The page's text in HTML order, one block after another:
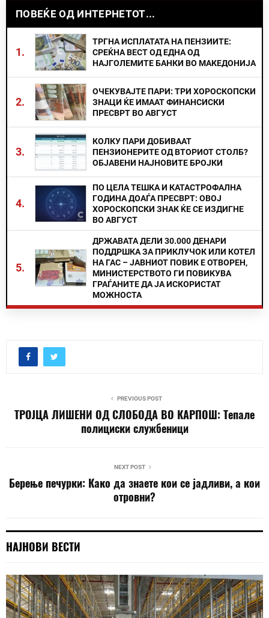
ПОВЕЌЕ ОД ИНТЕРНЕТОТ...
1.
ТРГНА ИСПЛАТАТА НА ПЕНЗИИТЕ:
СРЕЌНА ВЕСТ ОД ЕДНА ОД
НАЈГОЛЕМИТЕ БАНКИ ВО МАКЕДОНИЈА
2.
ОЧЕКУВАЈТЕ ПАРИ: ТРИ ХОРОСКОПСКИ
ЗНАЦИ ЌЕ ИМААТ ФИНАНСИСКИ
ПРЕСВРТ ВО АВГУСТ
3.
КОЛКУ ПАРИ ДОБИВААТ
ПЕНЗИОНЕРИТЕ ОД ВТОРИОТ СТОЛБ?
ОБЈАВЕНИ НАЈНОВИТЕ БРОЈКИ
4.
ПО ЦЕЛА ТЕШКА И КАТАСТРОФАЛНА
ГОДИНА ДОАЃА ПРЕСВРТ: ОВОЈ
ХОРОСКОПСКИ ЗНАК ЌЕ СЕ ИЗДИГНЕ
ВО АВГУСТ
5.
ДРЖАВАТА ДЕЛИ 30.000 ДЕНАРИ
ПОДДРШКА ЗА ПРИКЛУЧОК ИЛИ КОТЕЛ
НА ГАС – ЈАВНИОТ ПОВИК Е ОТВОРЕН,
МИНИСТЕРСТВОТО ГИ ПОВИКУВА
ГРАЃАНИТЕ ДА ЈА ИСКОРИСТАТ
МОЖНОСТА
PREVIOUS POST
ТРОЈЦА ЛИШЕНИ ОД СЛОБОДА ВО КАРПОШ: Тепале
полициски службеници
NEXT POST
Берење печурки: Како да знаете кои се јадливи, а кои
отровни?
НАЈНОВИ ВЕСТИ